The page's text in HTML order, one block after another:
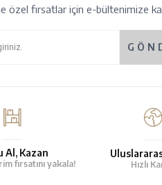
özel fırsatlar için e-bültenimize
Al, Kazan
fırsatını yakala! Hızlı